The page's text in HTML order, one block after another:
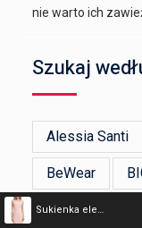
Sukienka elegancka ołówkowa z asymetrycznym dekoltem pudrowy róż
nie warto ich
Szukaj
Alessia Santi
BeWear
bonprix